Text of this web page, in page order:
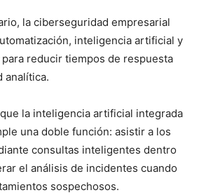
la ciberseguridad empresarial
inteligencia artificial y
reducir tiempos de respuesta
analítica.
la inteligencia artificial integrada
una doble función: asistir a los
consultas inteligentes dentro
el análisis de incidentes cuando
sospechosos.